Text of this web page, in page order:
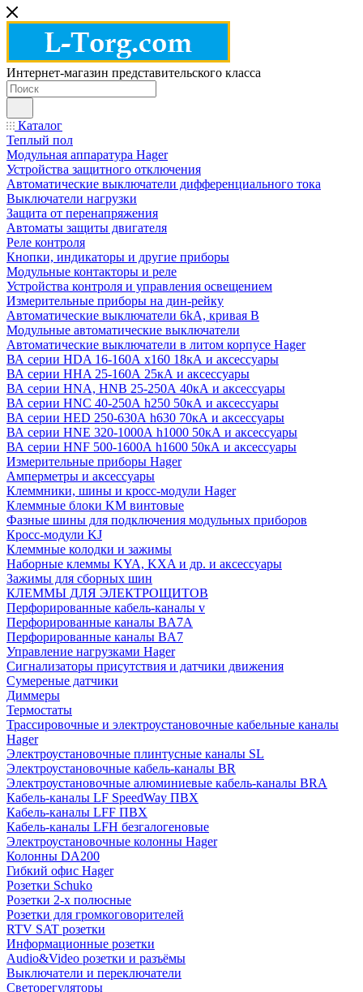
Интернет-магазин представительского класса
Каталог
Теплый пол
Модульная аппаратура Hager
Устройства защитного отключения
Автоматические выключатели дифференциального тока
Выключатели нагрузки
Защита от перенапряжения
Автоматы защиты двигателя
Реле контроля
Кнопки, индикаторы и другие приборы
Модульные контакторы и реле
Устройства контроля и управления освещением
Измерительные приборы на дин-рейку
Автоматические выключатели 6kA, кривая В
Модульные автоматические выключатели
Автоматические выключатели в литом корпусе Hager
ВА серии HDA 16-160А x160 18кА и аксессуары
ВА серии HHA 25-160А 25кА и аксессуары
ВА серии HNA, HNB 25-250А 40кА и аксессуары
ВА серии HNC 40-250А h250 50кА и аксессуары
ВА серии HED 250-630А h630 70кА и аксессуары
ВА серии HNE 320-1000А h1000 50кА и аксессуары
ВА серии HNF 500-1600А h1600 50кА и аксессуары
Измерительные приборы Hager
Амперметры и аксессуары
Клеммники, шины и кросс-модули Hager
Клеммные блоки KM винтовые
Фазные шины для подключения модульных приборов
Кросс-модули KJ
Клеммные колодки и зажимы
Наборные клеммы KYA, KXA и др. и аксессуары
Зажимы для сборных шин
КЛЕММЫ ДЛЯ ЭЛЕКТРОЩИТОВ
Перфорированные кабель-каналы v
Перфорированные каналы BA7A
Перфорированные каналы BA7
Управление нагрузками Hager
Сигнализаторы присутствия и датчики движения
Сумереные датчики
Диммеры
Термостаты
Трассировочные и электроустановочные кабельные каналы
Hager
Электроустановочные плинтусные каналы SL
Электроустановочные кабель-каналы BR
Электроустановочные алюминиевые кабель-каналы BRA
Кабель-каналы LF SpeedWay ПВХ
Кабель-каналы LFF ПВХ
Кабель-каналы LFH безгалогеновые
Электроустановочные колонны Hager
Колонны DA200
Гибкий офис Hager
Розетки Schuko
Розетки 2-х полюсные
Розетки для громкоговорителей
RTV SAT розетки
Информационные розетки
Audio&Video розетки и разъёмы
Выключатели и переключатели
Светорегуляторы